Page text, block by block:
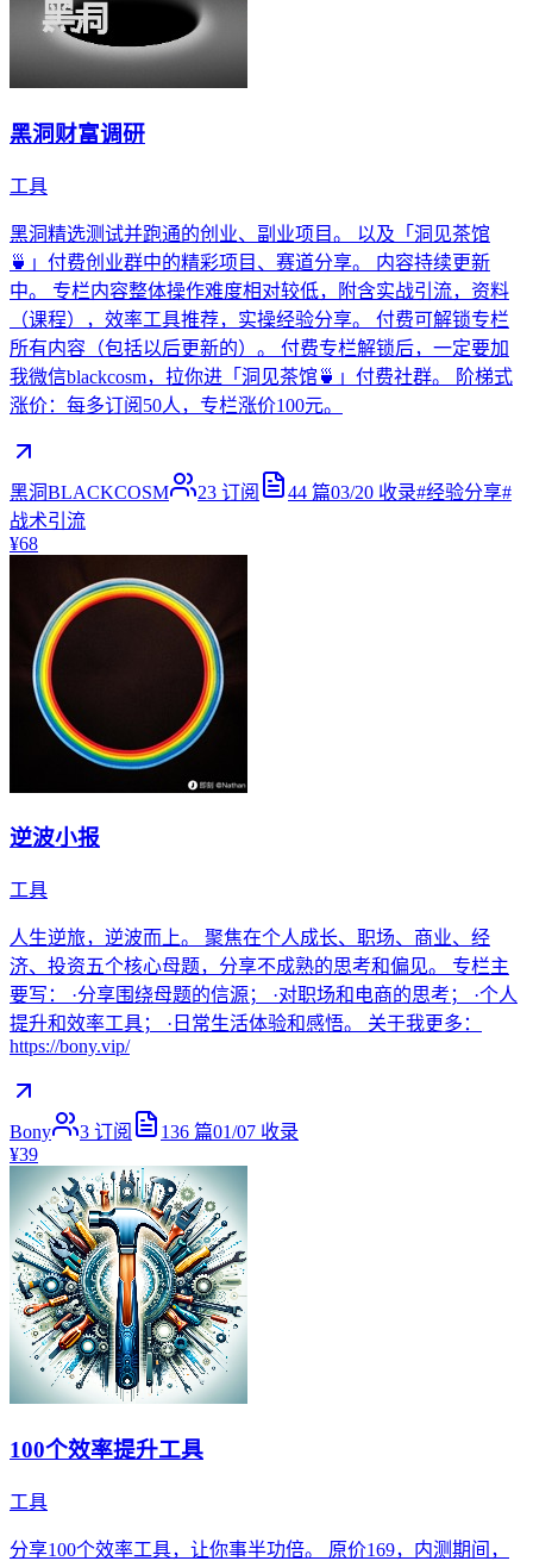
黑洞财富调研
工具
黑洞精选测试并跑通的创业、副业项目。 以及「洞见茶馆
🍵」付费创业群中的精彩项目、赛道分享。 内容持续更新
中。 专栏内容整体操作难度相对较低，附含实战引流，资料
（课程），效率工具推荐，实操经验分享。 付费可解锁专栏
所有内容（包括以后更新的）。 付费专栏解锁后，一定要加
我微信blackcosm，拉你进「洞见茶馆🍵」付费社群。 阶梯式
涨价：每多订阅50人，专栏涨价100元。
黑洞BLACKCOSM 23 订阅 44 篇03/20 收录#经验分享#
战术引流
¥68
逆波小报
工具
人生逆旅，逆波而上。 聚焦在个人成长、职场、商业、经
济、投资五个核心母题，分享不成熟的思考和偏见。 专栏主
要写： ·分享围绕母题的信源； ·对职场和电商的思考； ·个人
提升和效率工具； ·日常生活体验和感悟。 关于我更多：
https://bony.vip/
Bony 3 订阅 136 篇01/07 收录
¥39
100个效率提升工具
工具
分享100个效率工具，让你事半功倍。 原价169，内测期间，